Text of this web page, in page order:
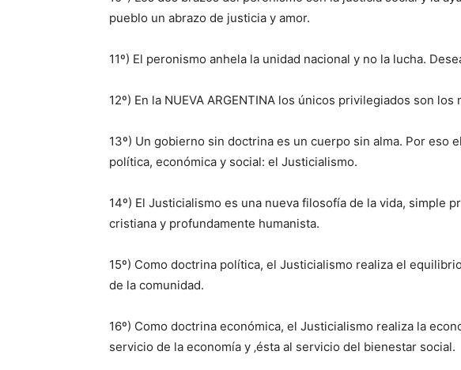
pueblo un abrazo de justicia y amor.
11º) El peronismo anhela la unidad nacional y no la lucha.
12º) En la NUEVA ARGENTINA los únicos privilegiados son los
13º) Un gobierno sin doctrina es un cuerpo sin alma. Por eso
política, económica y social: el Justicialismo.
14º) El Justicialismo es una nueva filosofía de la vida, simple
cristiana y profundamente humanista.
15º) Como doctrina política, el Justicialismo realiza el
de la comunidad.
16º) Como doctrina económica, el Justicialismo realiza la
servicio de la economía y ‚ésta al servicio del bienestar social.